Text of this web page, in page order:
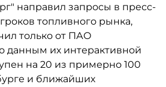
направил запросы в пресс-
топливного рынка,
только от ПАО
данным их интерактивной
на 20 из примерно 100
и ближайших